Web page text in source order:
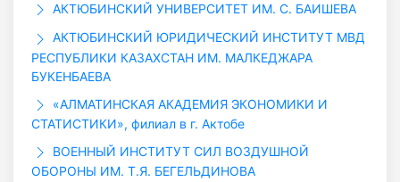
АКТЮБИНСКИЙ УНИВЕРСИТЕТ ИМ. С. БАИШЕВА
АКТЮБИНСКИЙ ЮРИДИЧЕСКИЙ ИНСТИТУТ МВД
РЕСПУБЛИКИ КАЗАХСТАН ИМ. МАЛКЕДЖАРА
БУКЕНБАЕВА
«АЛМАТИНСКАЯ АКАДЕМИЯ ЭКОНОМИКИ И
СТАТИСТИКИ», филиал в г. Актобе
ВОЕННЫЙ ИНСТИТУТ СИЛ ВОЗДУШНОЙ
ОБОРОНЫ ИМ. Т.Я. БЕГЕЛЬДИНОВА